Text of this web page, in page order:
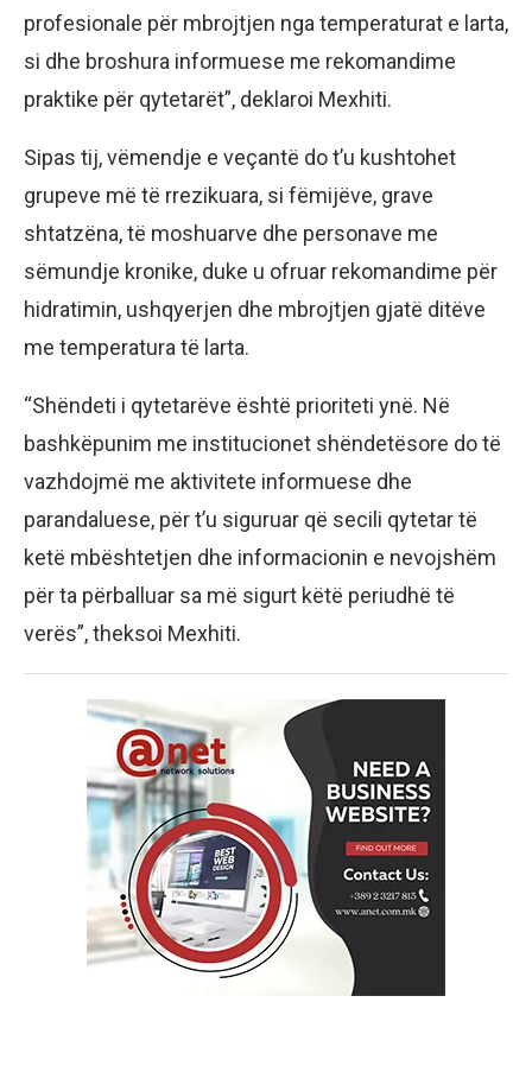
profesionale për mbrojtjen nga temperaturat e larta,
si dhe broshura informuese me rekomandime
praktike për qytetarët”, deklaroi Mexhiti.
Sipas tij, vëmendje e veçantë do t’u kushtohet
grupeve më të rrezikuara, si fëmijëve, grave
shtatzëna, të moshuarve dhe personave me
sëmundje kronike, duke u ofruar rekomandime për
hidratimin, ushqyerjen dhe mbrojtjen gjatë ditëve
me temperatura të larta.
“Shëndeti i qytetarëve është prioriteti ynë. Në
bashkëpunim me institucionet shëndetësore do të
vazhdojmë me aktivitete informuese dhe
parandaluese, për t’u siguruar që secili qytetar të
ketë mbështetjen dhe informacionin e nevojshëm
për ta përballuar sa më sigurt këtë periudhë të
verës”, theksoi Mexhiti.